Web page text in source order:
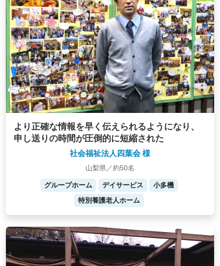
より正確な情報を早く伝えられるようになり、
申し送りの時間が圧倒的に短縮された
社会福祉法人四葉会 様
山梨県／約50名
グループホーム デイサービス
小多機
特別養護老人ホーム